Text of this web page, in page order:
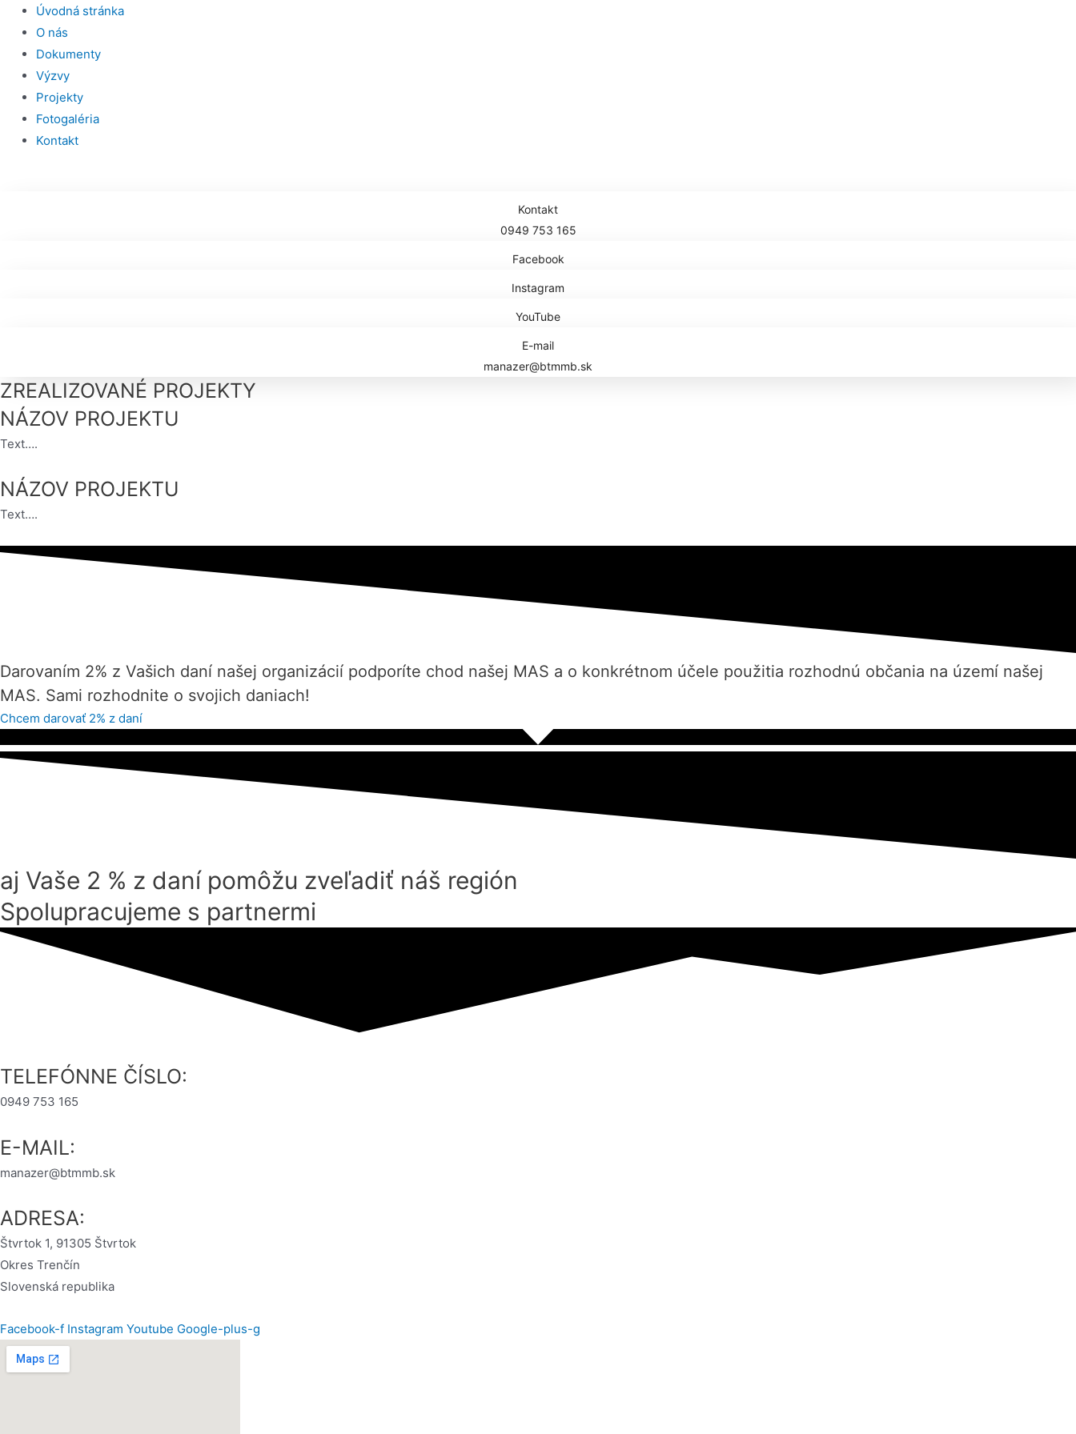
Menu
Úvodná stránka
O nás
Dokumenty
Výzvy
Projekty
Fotogaléria
Kontakt
Kontakt
0949 753 165
Facebook
Instagram
YouTube
E-mail
manazer@btmmb.sk
ZREALIZOVANÉ PROJEKTY
NÁZOV PROJEKTU
Text….
NÁZOV PROJEKTU
Text….
Darovaním 2% z Vašich daní našej organizácií podporíte chod našej MAS a o konkrétnom účele použitia rozhodnú občania na území našej
MAS. Sami rozhodnite o svojich daniach!
Chcem darovať 2% z daní
aj Vaše 2 % z daní pomôžu zveľadiť náš región
Spolupracujeme s partnermi
TELEFÓNNE ČÍSLO:
0949 753 165
E-MAIL:
manazer@btmmb.sk
ADRESA:
Štvrtok 1, 91305 Štvrtok
Okres Trenčín
Slovenská republika
Facebook-f Instagram Youtube Google-plus-g